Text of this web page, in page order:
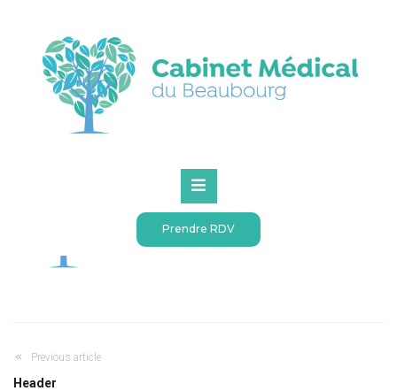
Prendre RDV
Accueil Header
sheesh
Previous article
Header